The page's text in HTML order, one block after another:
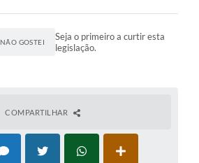
NÃO GOSTEI
Seja o primeiro a curtir esta
legislação.
COMPARTILHAR